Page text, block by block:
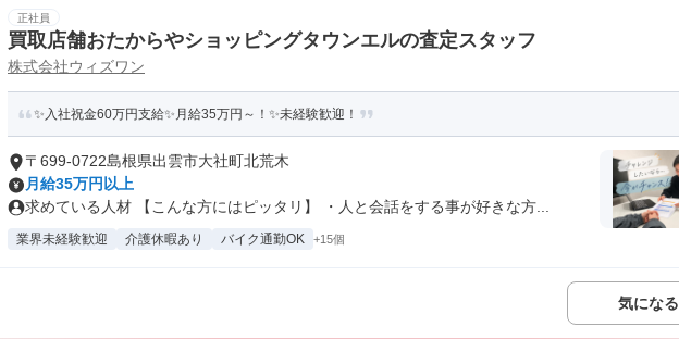
正社員
買取店舗おたからやショッピングタウンエルの査定スタッフ
株式会社ウィズワン
✨入社祝金60万円支給✨月給35万円～！✨未経験歓迎！
〒699-0722島根県出雲市大社町北荒木
月給35万円以上
求めている人材 【こんな方にはピッタリ】 ・人と会話をする事が好きな方...
業界未経験歓迎 介護休暇あり バイク通勤OK +15個
気になる